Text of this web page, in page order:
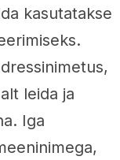
kasutatakse
leida ja
Iga